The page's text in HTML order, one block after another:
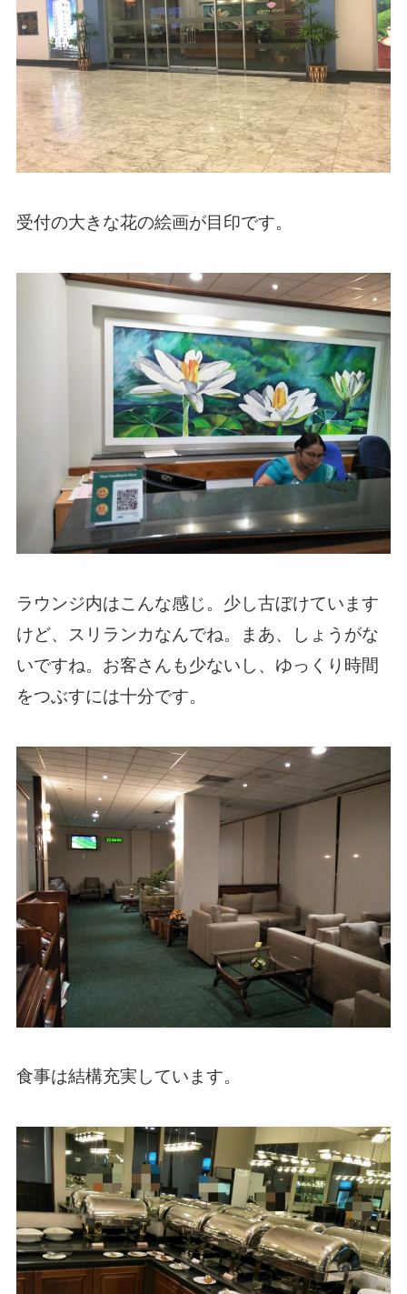
受付の大きな花の絵画が目印です。
ラウンジ内はこんな感じ。少し古ぼけています
けど、スリランカなんでね。まあ、しょうがな
いですね。お客さんも少ないし、ゆっくり時間
をつぶすには十分です。
食事は結構充実しています。